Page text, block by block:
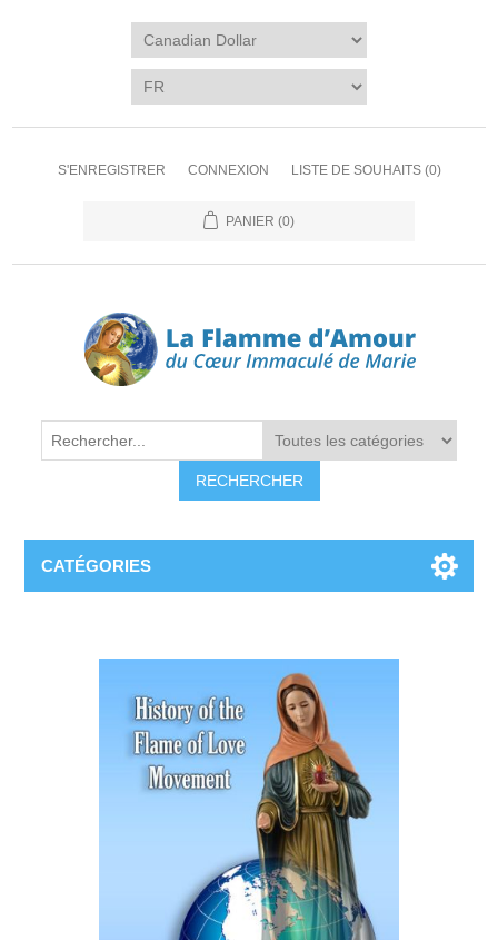
S'ENREGISTRER CONNEXION LISTE DE SOUHAITS (0)
PANIER (0)
RECHERCHER
CATÉGORIES